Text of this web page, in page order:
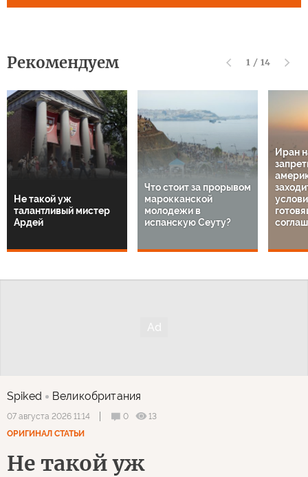
Рекомендуем 1 / 14
Не такой уж
талантливый мистер
Ардей
Что стоит за прорывом
марокканской
молодежи в
испанскую Сеуту?
Иран
Spiked Великобритания
07 августа 2026 11:14 0
13
ОРИГИНАЛ СТАТЬИ
Не такой уж